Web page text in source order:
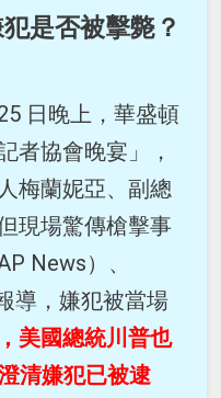
是否被擊斃？
日晚上，華盛頓
者協會晚宴」，
梅蘭妮亞、副總
現場驚傳槍擊事
AP News）、
導，嫌犯被當場
美國總統川普也
清嫌犯已被逮